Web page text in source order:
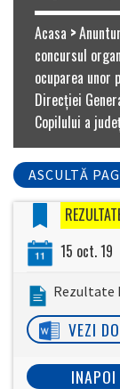
Acasa >
concursul
ocuparea unor
Direcţiei
Copilului a
ASCULTĂ
15 oct. 19
Rezultate
VEZI
INAPOI